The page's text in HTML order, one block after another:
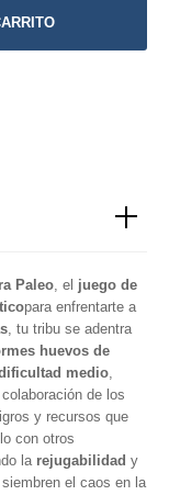
Paleo, el juego de
para enfrentarte a
, tu tribu se adentra
huevos de
medio,
de los
y recursos que
con otros
la rejugabilidad y
el caos en la